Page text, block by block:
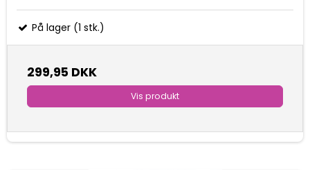
På lager (1 stk.)
299,95 DKK
Vis produkt